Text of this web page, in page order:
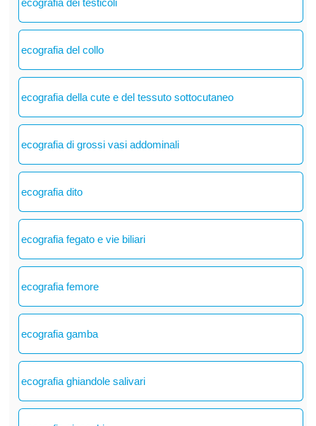
ecografia dei testicoli
ecografia del collo
ecografia della cute e del tessuto sottocutaneo
ecografia di grossi vasi addominali
ecografia dito
ecografia fegato e vie biliari
ecografia femore
ecografia gamba
ecografia ghiandole salivari